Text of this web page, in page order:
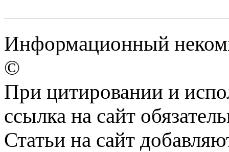
Информационный
©
При цитировании и
ссылка на сайт
Статьи на сайт